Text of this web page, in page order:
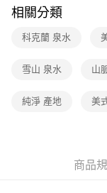
相關分類
科克蘭 泉水
雪山 泉水 山
純淨 產地 美
商品